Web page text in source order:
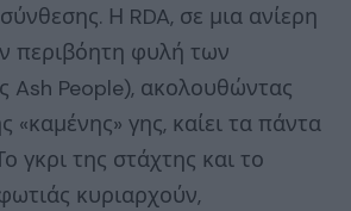
Η RDA, σε μια ανίερη
περιβόητη φυλή των
Ash People), ακολουθώντας
«καμένης» γης, καίει τα πάντα
γκρι της στάχτης και το
κυριαρχούν,